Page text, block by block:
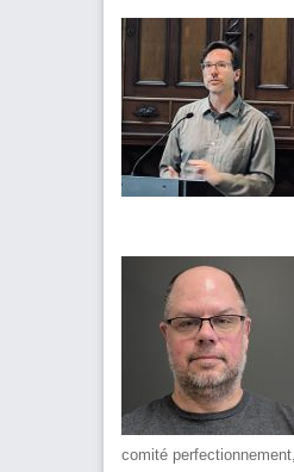
comité